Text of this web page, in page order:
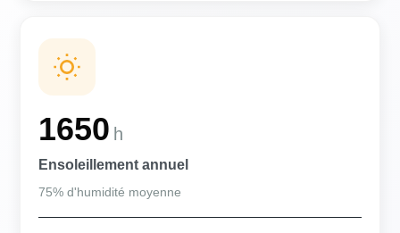
1650 h
Ensoleillement annuel
75% d'humidité moyenne